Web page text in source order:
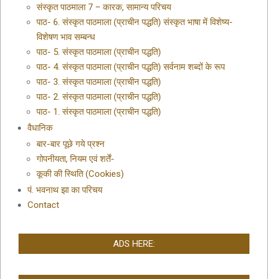
संस्कृत पाठमाला 7 – कारक, सामान्य परिचय
पाठ- 6. संस्कृत पाठमाला (प्राचीन पद्धति) संस्कृत भाषा में विशेष्य-
विशेषण भाव सम्बन्ध
पाठ- 5. संस्कृत पाठमाला (प्राचीन पद्धति)
पाठ- 4. संस्कृत पाठमाला (प्राचीन पद्धति) सर्वनाम शब्दों के रूप
पाठ- 3. संस्कृत पाठमाला (प्राचीन पद्धति)
पाठ- 2. संस्कृत पाठमाला (प्राचीन पद्धति)
पाठ- 1. संस्कृत पाठमाला (प्राचीन पद्धति)
वैधानिक
बार-बार पूछे गये प्रश्न
गोपनीयता, नियम एवं शर्तें-
कूकी की स्थिति (Cookies)
पं. भवनाथ झा का परिचय
Contact
ADS HERE: